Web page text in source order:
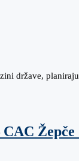
države,
Žepče